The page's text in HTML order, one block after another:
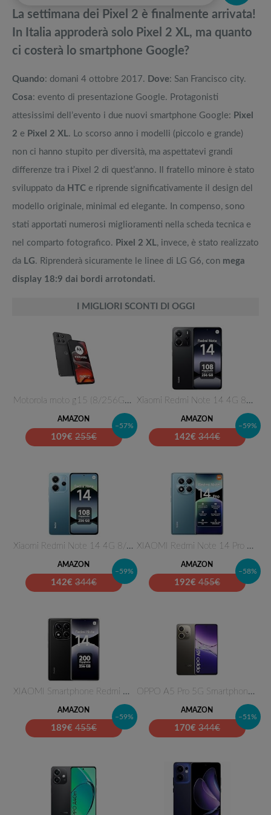
La tanto attesa nuova linea di iPhone 13 è arrivata: ve la presentiamo
Offerte robot aspirapolvere da non perdere nella Black Friday Week
La settimana dei Pixel 2 è finalmente arrivata!
In Italia approderà solo Pixel 2 XL, ma quanto
ci costerà lo smartphone Google?
Quando: domani 4 ottobre 2017. Dove: San Francisco city.
Cosa: evento di presentazione Google. Protagonisti
attesissimi dell’evento i due nuovi smartphone Google: Pixel
2 e Pixel 2 XL. Lo scorso anno i modelli (piccolo e grande)
non ci hanno stupito per diversità, ma aspettatevi grandi
differenze tra i Pixel 2 di quest’anno. Il fratello minore è stato
sviluppato da HTC e riprende significativamente il design del
modello originale, minimal ed elegante. In compenso, sono
stati apportati numerosi miglioramenti nella scheda tecnica e
nel comparto fotografico. Pixel 2 XL, invece, è stato realizzato
da LG. Riprenderà sicuramente le linee di LG G6, con mega
display 18:9 dai bordi arrotondati.
I MIGLIORI SCONTI DI OGGI
Motorola moto g15 (8/256GB, Do…
AMAZON
109€ 255€
–57%
Xiaomi Redmi Note 14 4G 8GB RA…
AMAZON
142€ 344€
–59%
Xiaomi Redmi Note 14 4G 8/256G…
AMAZON
142€ 344€
–59%
XIAOMI Redmi Note 14 Pro 8+256…
AMAZON
192€ 455€
–58%
XIAOMI Smartphone Redmi Note 1…
AMAZON
189€ 455€
–59%
OPPO A5 Pro 5G Smartphone, Fot…
AMAZON
170€ 344€
–51%